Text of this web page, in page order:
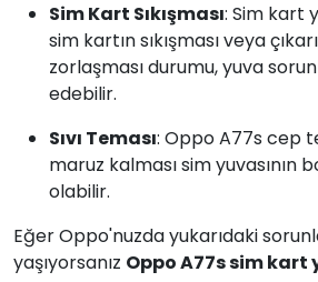
Sim Kart Sıkışması: Sim kart
sim kartın sıkışması veya
zorlaşması durumu, yuva
edebilir.
Sıvı Teması: Oppo A77s cep
maruz kalması sim yuvasının
olabilir.
Eğer Oppo'nuzda yukarıdaki
yaşıyorsanız Oppo A77s sim kart